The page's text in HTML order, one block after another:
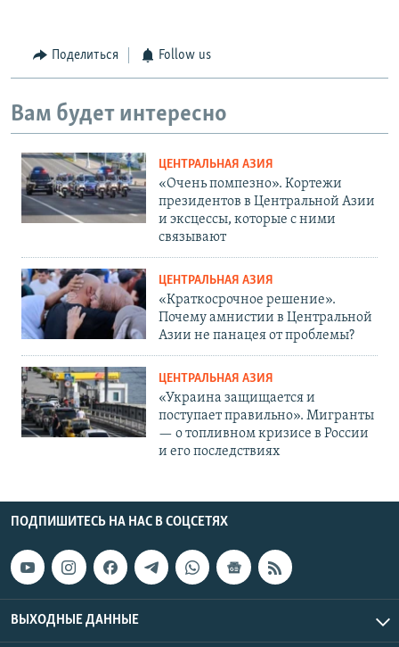
Поделиться Follow us
Вам будет интересно
ЦЕНТРАЛЬНАЯ АЗИЯ
«Очень помпезно». Кортежи
президентов в Центральной Азии
и эксцессы, которые с ними
связывают
ЦЕНТРАЛЬНАЯ АЗИЯ
«Краткосрочное решение».
Почему амнистии в Центральной
Азии не панацея от проблемы?
ЦЕНТРАЛЬНАЯ АЗИЯ
«Украина защищается и
поступает правильно». Мигранты
— о топливном кризисе в России
и его последствиях
ПОДПИШИТЕСЬ НА НАС В СОЦСЕТЯХ
ВЫХОДНЫЕ ДАННЫЕ